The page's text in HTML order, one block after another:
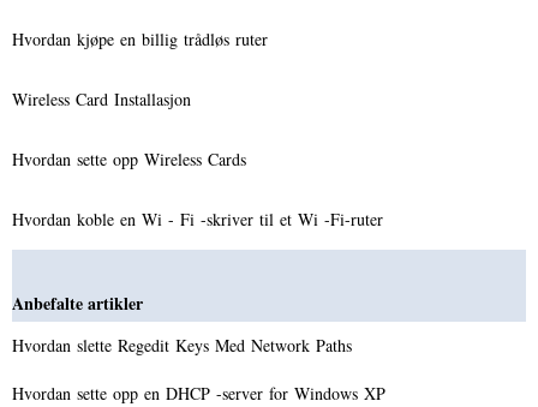
Hvordan kjøpe en billig trådløs ruter
Wireless Card Installasjon
Hvordan sette opp Wireless Cards
Hvordan koble en Wi - Fi -skriver til et Wi -Fi-ruter
Anbefalte artikler
Hvordan slette Regedit Keys Med Network Paths
Hvordan sette opp en DHCP -server for Windows XP